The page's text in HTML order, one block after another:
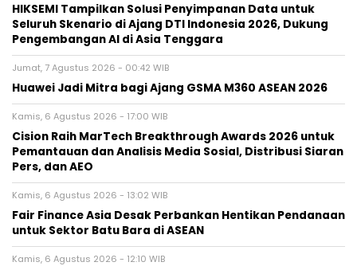
HIKSEMI Tampilkan Solusi Penyimpanan Data untuk
Seluruh Skenario di Ajang DTI Indonesia 2026, Dukung
Pengembangan AI di Asia Tenggara
Jumat, 7 Agustus 2026 - 00:42 WIB
Huawei Jadi Mitra bagi Ajang GSMA M360 ASEAN 2026
Kamis, 6 Agustus 2026 - 17:00 WIB
Cision Raih MarTech Breakthrough Awards 2026 untuk
Pemantauan dan Analisis Media Sosial, Distribusi Siaran
Pers, dan AEO
Kamis, 6 Agustus 2026 - 13:02 WIB
Fair Finance Asia Desak Perbankan Hentikan Pendanaan
untuk Sektor Batu Bara di ASEAN
Kamis, 6 Agustus 2026 - 12:10 WIB